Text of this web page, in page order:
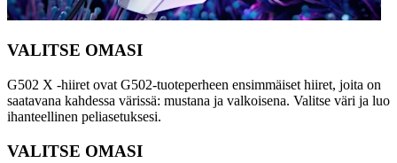
VALITSE OMASI
G502 X -hiiret ovat G502-tuoteperheen ensimmäiset hiiret, joita on
saatavana kahdessa värissä: mustana ja valkoisena. Valitse väri ja luo
ihanteellinen peliasetuksesi.
VALITSE OMASI